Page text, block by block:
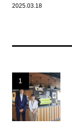
2025.03.18
1